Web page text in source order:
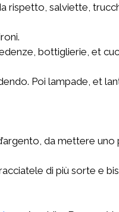
salviette,
bottiglierie, et
Poi lampade, et
da mettere
di più sorte e